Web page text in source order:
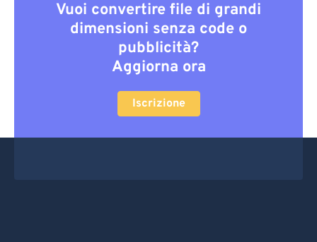
Vuoi convertire file di grandi
dimensioni senza code o
pubblicità?
Aggiorna ora
Iscrizione